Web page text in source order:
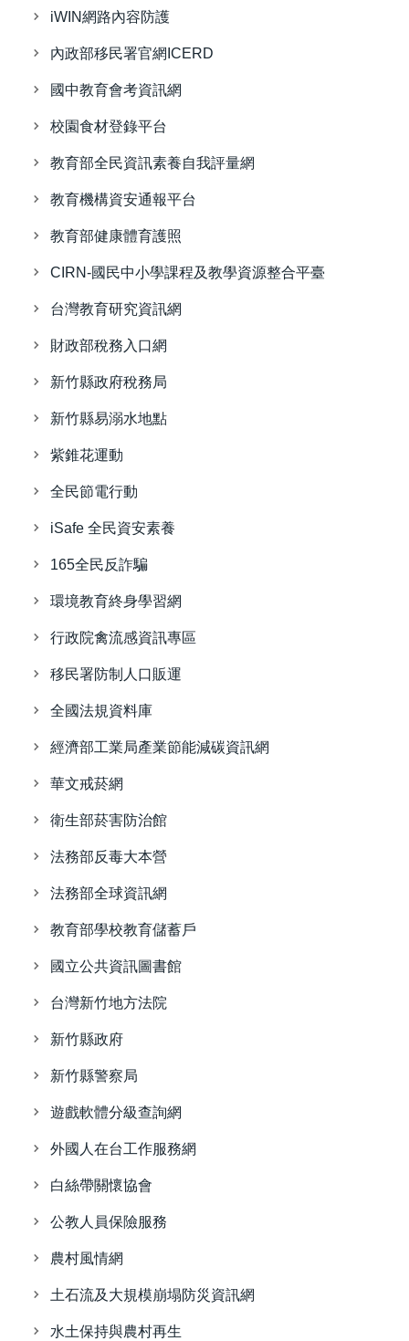
iWIN網路內容防護
內政部移民署官網ICERD
國中教育會考資訊網
校園食材登錄平台
教育部全民資訊素養自我評量網
教育機構資安通報平台
教育部健康體育護照
CIRN-國民中小學課程及教學資源整合平臺
台灣教育研究資訊網
財政部稅務入口網
新竹縣政府稅務局
新竹縣易溺水地點
紫錐花運動
全民節電行動
iSafe 全民資安素養
165全民反詐騙
環境教育終身學習網
行政院禽流感資訊專區
移民署防制人口販運
全國法規資料庫
經濟部工業局產業節能減碳資訊網
華文戒菸網
衛生部菸害防治館
法務部反毒大本營
法務部全球資訊網
教育部學校教育儲蓄戶
國立公共資訊圖書館
台灣新竹地方法院
新竹縣政府
新竹縣警察局
遊戲軟體分級查詢網
外國人在台工作服務網
白絲帶關懷協會
公教人員保險服務
農村風情網
土石流及大規模崩塌防災資訊網
水土保持與農村再生